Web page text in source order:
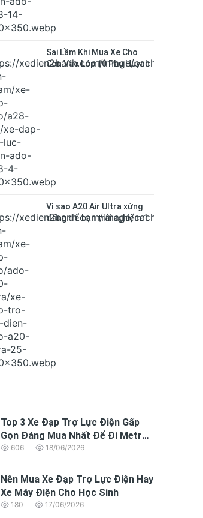
Sai Lầm Khi Mua Xe Cho
Con Vào Lớp 10 Phụ Huynh
Vì sao A20 Air Ultra xứng
đáng để bạn trải nghiệm 1
Top 3 Xe Đạp Trợ Lực Điện Gấp
Gọn Đáng Mua Nhất Để Đi Metro
và xe buýt
606 18/06/2026
Nên Mua Xe Đạp Trợ Lực Điện Hay
Xe Máy Điện Cho Học Sinh
180 17/06/2026